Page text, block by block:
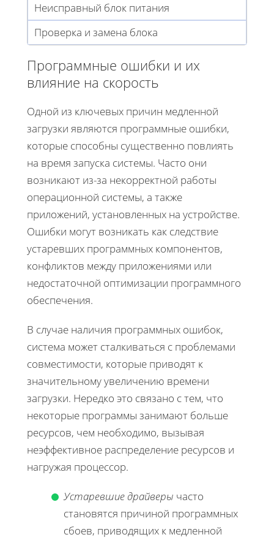
Неисправный блок питания
Проверка и замена блока
Программные ошибки и их
влияние на скорость
Одной из ключевых причин медленной
загрузки являются программные ошибки,
которые способны существенно повлиять
на время запуска системы. Часто они
возникают из-за некорректной работы
операционной системы, а также
приложений, установленных на устройстве.
Ошибки могут возникать как следствие
устаревших программных компонентов,
конфликтов между приложениями или
недостаточной оптимизации программного
обеспечения.
В случае наличия программных ошибок,
система может сталкиваться с проблемами
совместимости, которые приводят к
значительному увеличению времени
загрузки. Нередко это связано с тем, что
некоторые программы занимают больше
ресурсов, чем необходимо, вызывая
неэффективное распределение ресурсов и
нагружая процессор.
Устаревшие драйверы часто
становятся причиной программных
сбоев, приводящих к медленной